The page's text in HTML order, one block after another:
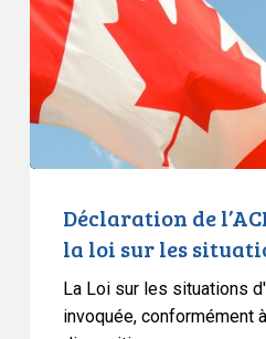
la
loi
les
situations
d’urgence
Déclaration de
la loi sur les
La Loi sur les situations
invoquée, conformément